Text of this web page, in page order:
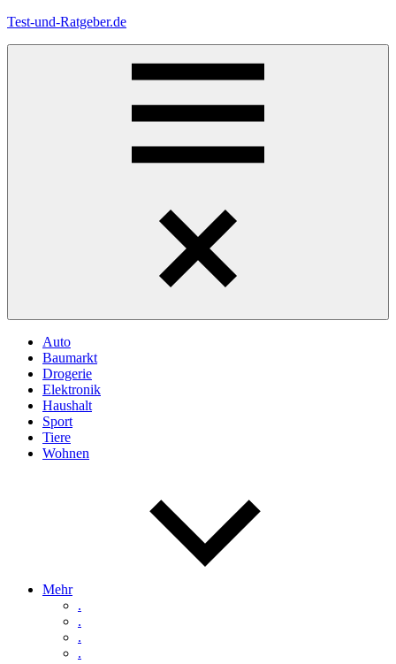
Zum
Test-und-Ratgeber.de
Auto
Baumarkt
Drogerie
Elektronik
Haushalt
Sport
Tiere
Wohnen
Mehr
.
.
.
.